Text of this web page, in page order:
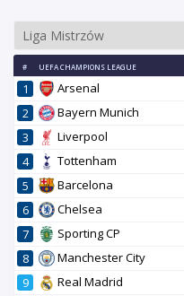
# UEFA CHAMPIONS LEAGUE
1 Arsenal
2
Bayern Munich
3
Liverpool
4
Tottenham
5
Barcelona
6
Chelsea
7
Sporting CP
8
Manchester City
9
Real Madrid